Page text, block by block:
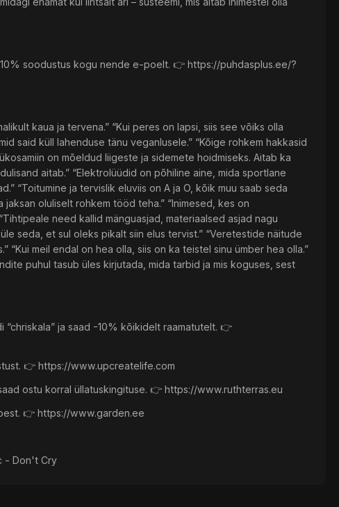
soodustus kogu nende e-poelt. 👉 https://puhdasplus.ee/?
kaua ja tervena.” “Kui peres on lapsi, siis see võiks olla
said küll lahenduse tänu veganlusele.” “Kõige rohkem hakkasid
on mõeldud liigeste ja sidemete hoidmiseks. Aitab ka
aitab.” “Elektrolüüdid on põhiline aine, mida sportlane
“Toitumine ja tervislik eluviis on A ja O, kõik muu saab seda
oluliselt rohkem tööd teha.” “Inimesed, kes on
need kallid mänguasjad, materiaalsed asjad nagu
seda, et sul oleks pikalt siin elus tervist.” “Veretestide näitude
meil endal on hea olla, siis on ka teistel sinu ümber hea olla.”
puhul tasub üles kirjutada, mida tarbid ja mis koguses, sest
“chriskala” ja saad -10% kõikidelt raamatutelt. 👉
👉 https://www.upcreatelife.com
ostu korral üllatuskingituse. 👉 https://www.ruthterras.eu
👉 https://www.garden.ee
- Don't Cry